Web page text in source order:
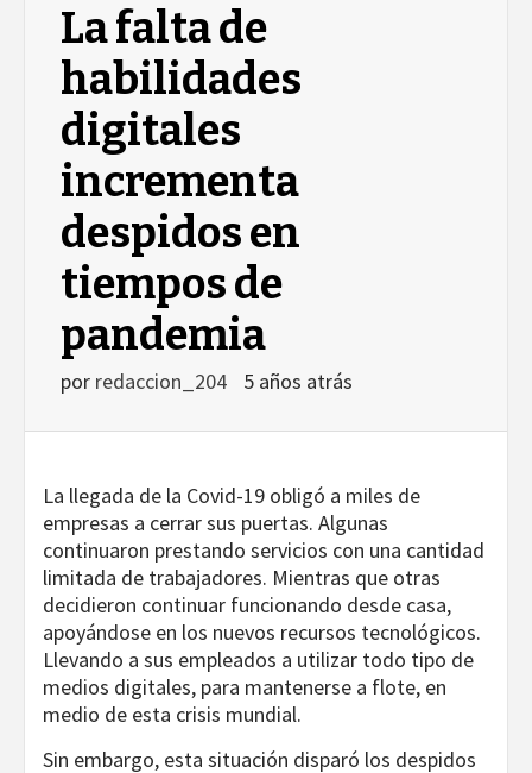
La falta de
habilidades
digitales
incrementa
despidos en
tiempos de
pandemia
por redaccion_204 5 años atrás
La llegada de la Covid-19 obligó a miles de
empresas a cerrar sus puertas. Algunas
continuaron prestando servicios con una cantidad
limitada de trabajadores. Mientras que otras
decidieron continuar funcionando desde casa,
apoyándose en los nuevos recursos tecnológicos.
Llevando a sus empleados a utilizar todo tipo de
medios digitales, para mantenerse a flote, en
medio de esta crisis mundial.
Sin embargo, esta situación disparó los despidos